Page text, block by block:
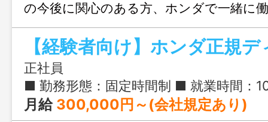
の今後に関心のある方、ホンダで一緒に
正社員
■ 勤務形態：固定時間制 ■ 就業時間：10:00-19:00
月給 300,000円～(会社規定あり)